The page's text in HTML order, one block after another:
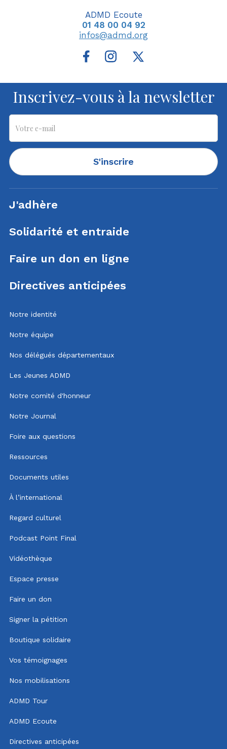
ADMD Ecoute
01 48 00 04 92
infos@admd.org
Inscrivez-vous à la newsletter
S'inscrire
J'adhère
Solidarité et entraide
Faire un don en ligne
Directives anticipées
Notre identité
Notre équipe
Nos délégués départementaux
Les Jeunes ADMD
Notre comité d'honneur
Notre Journal
Foire aux questions
Ressources
Documents utiles
À l’international
Regard culturel
Podcast Point Final
Vidéothèque
Espace presse
Faire un don
Signer la pétition
Boutique solidaire
Vos témoignages
Nos mobilisations
ADMD Tour
ADMD Ecoute
Directives anticipées